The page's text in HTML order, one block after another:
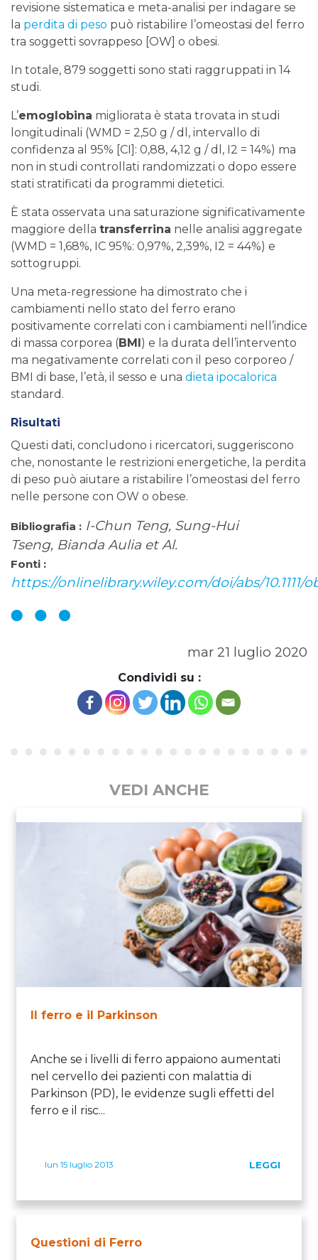
revisione sistematica e meta-analisi per indagare se
la perdita di peso può ristabilire l’omeostasi del ferro
tra soggetti sovrappeso [OW] o obesi.
In totale, 879 soggetti sono stati raggruppati in 14
studi.
L’emoglobina migliorata è stata trovata in studi
longitudinali (WMD = 2,50 g / dl, intervallo di
confidenza al 95% [CI]: 0,88, 4,12 g / dl, I2 = 14%) ma
non in studi controllati randomizzati o dopo essere
stati stratificati da programmi dietetici.
È stata osservata una saturazione significativamente
maggiore della transferrina nelle analisi aggregate
(WMD = 1,68%, IC 95%: 0,97%, 2,39%, I2 = 44%) e
sottogruppi.
Una meta-regressione ha dimostrato che i
cambiamenti nello stato del ferro erano
positivamente correlati con i cambiamenti nell’indice
di massa corporea (BMI) e la durata dell’intervento
ma negativamente correlati con il peso corporeo /
BMI di base, l’età, il sesso e una dieta ipocalorica
standard.
Risultati
Questi dati, concludono i ricercatori, suggeriscono
che, nonostante le restrizioni energetiche, la perdita
di peso può aiutare a ristabilire l’omeostasi del ferro
nelle persone con OW o obese.
Bibliografia : I-Chun Teng, Sung-Hui
Tseng, Bianda Aulia et Al.
Fonti :
https://onlinelibrary.wiley.com/doi/abs/10.1111/
mar 21 luglio 2020
Condividi su :
VEDI ANCHE
Il ferro e il Parkinson
Anche se i livelli di ferro appaiono aumentati
nel cervello dei pazienti con malattia di
Parkinson (PD), le evidenze sugli effetti del
ferro e il risc...
lun 15 luglio 2013 LEGGI
Questioni di Ferro